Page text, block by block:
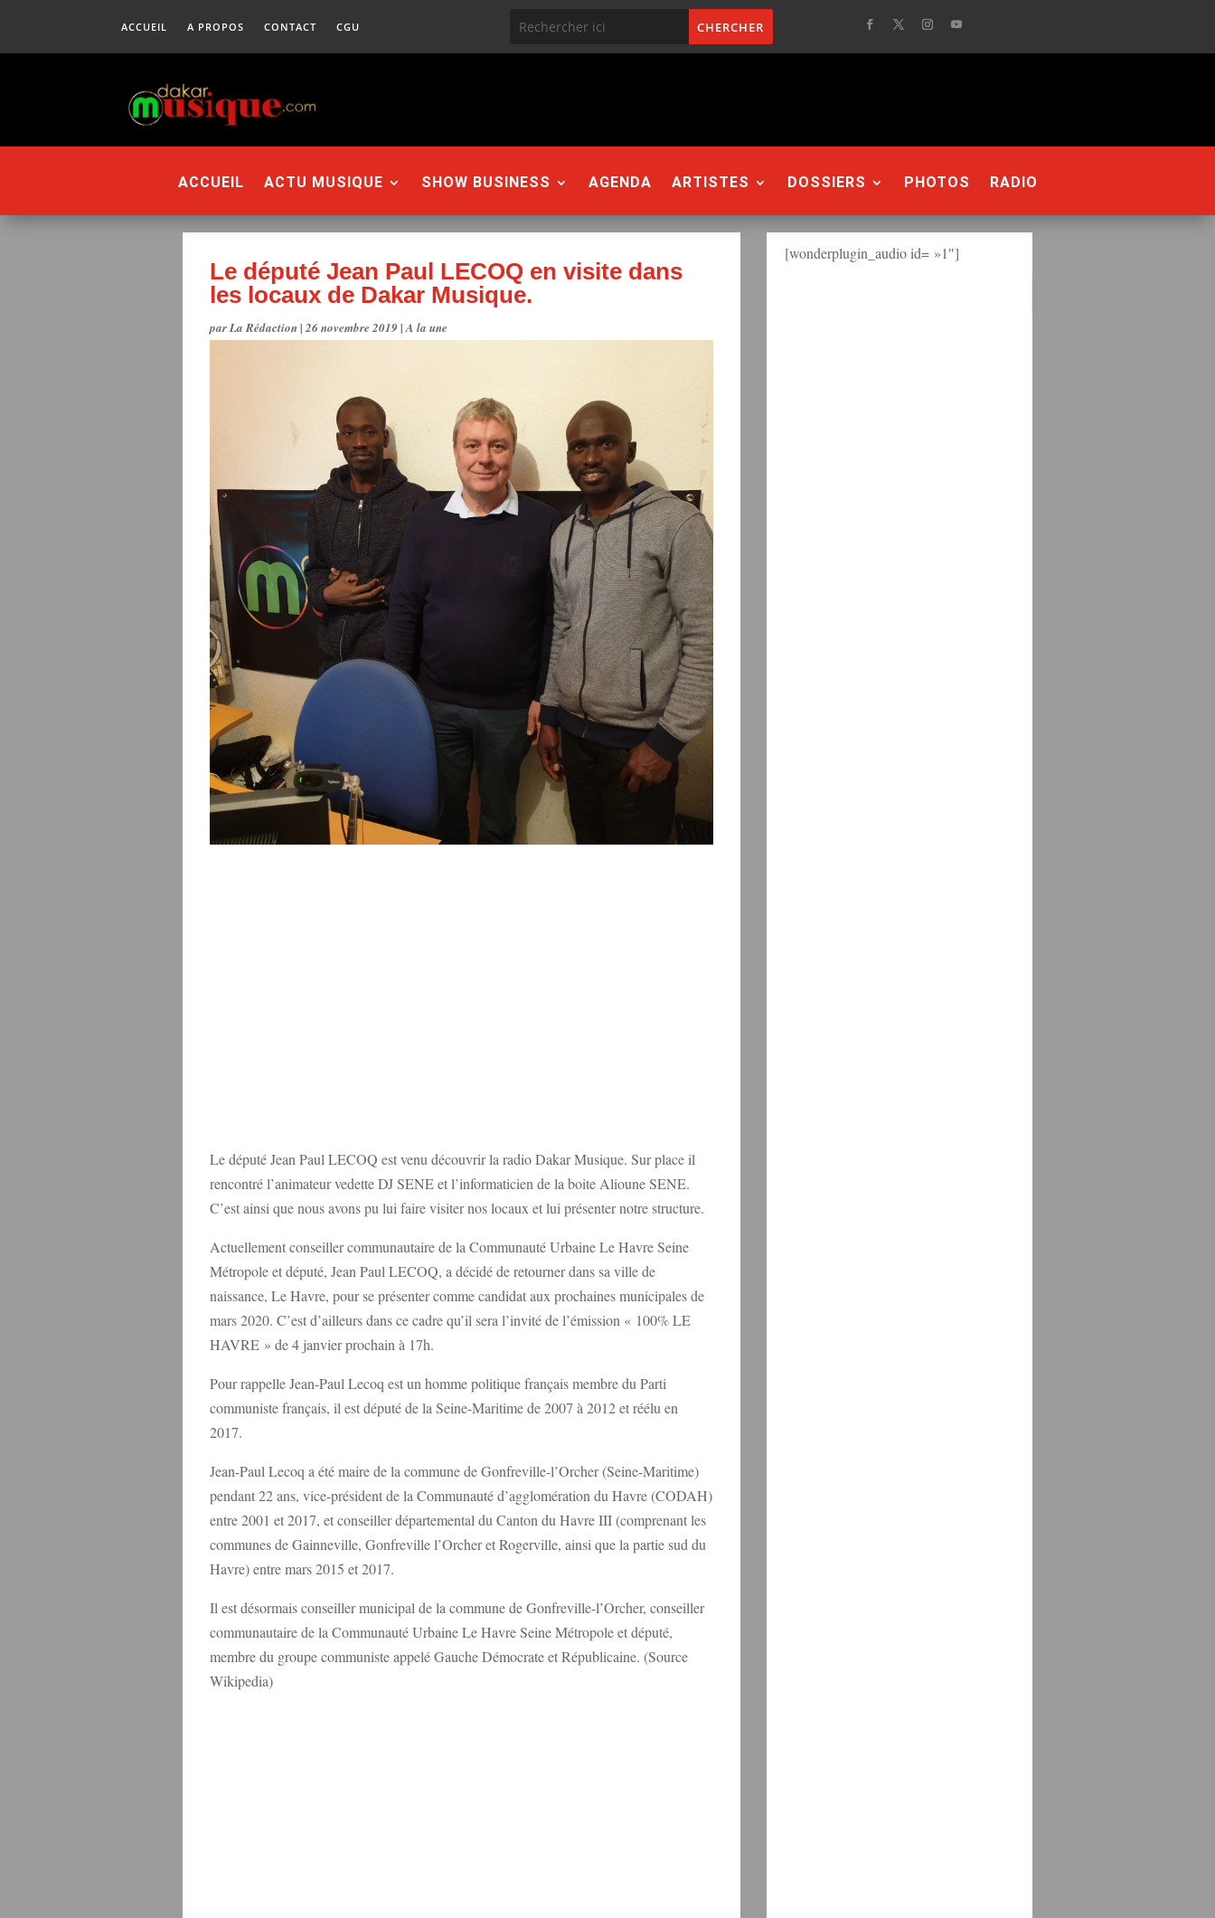
ACCUEIL A PROPOS CONTACT CGU
ACCUEIL ACTU MUSIQUE SHOW BUSINESS AGENDA ARTISTES DOSSIERS PHOTOS RADIO
Le député Jean Paul LECOQ en visite dans
les locaux de Dakar Musique.
parLa Rédaction|26 novembre 2019 |A la une
Le député Jean Paul LECOQ est venu découvrir la radio Dakar Musique. Sur place il
rencontré l’animateur vedette DJ SENE et l’informaticien de la boite Alioune SENE.
C’est ainsi que nous avons pu lui faire visiter nos locaux et lui présenter notre structure.
Actuellement conseiller communautaire de la Communauté Urbaine Le Havre Seine
Métropole et député, Jean Paul LECOQ, a décidé de retourner dans sa ville de
naissance, Le Havre, pour se présenter comme candidat aux prochaines municipales de
mars 2020. C’est d’ailleurs dans ce cadre qu’il sera l’invité de l’émission « 100% LE
HAVRE » de 4 janvier prochain à 17h.
Pour rappelle Jean-Paul Lecoq est un homme politique français membre du Parti
communiste français, il est député de la Seine-Maritime de 2007 à 2012 et réélu en
2017.
Jean-Paul Lecoq a été maire de la commune de Gonfreville-l’Orcher (Seine-Maritime)
pendant 22 ans, vice-président de la Communauté d’agglomération du Havre (CODAH)
entre 2001 et 2017, et conseiller départemental du Canton du Havre III (comprenant les
communes de Gainneville, Gonfreville l’Orcher et Rogerville, ainsi que la partie sud du
Havre) entre mars 2015 et 2017.
Il est désormais conseiller municipal de la commune de Gonfreville-l’Orcher, conseiller
communautaire de la Communauté Urbaine Le Havre Seine Métropole et député,
membre du groupe communiste appelé Gauche Démocrate et Républicaine. (Source
Wikipedia)
[wonderplugin_audio id= »1″]